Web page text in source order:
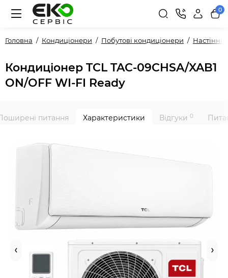
0
Головна Кондиціонери Побутові кондиціонери Настінні
Кондиціонер TCL TAC-09CHSA/XAB1
ON/OFF WI-FI Ready
питання Характеристики Відгуки 0